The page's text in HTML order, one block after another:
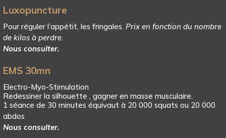
Luxopuncture
Pour réguler l’appétit, les fringales.Prix en fonction du nombre
de kilos à perdre.
Nous consulter.
EMS 30mn
Electro-Myo-Stimulation
Redessiner la silhouette , gagner en masse musculaire.
1 séance de 30 minutes équivaut à 20 000 squats ou 20 000
abdos
Nous consulter.